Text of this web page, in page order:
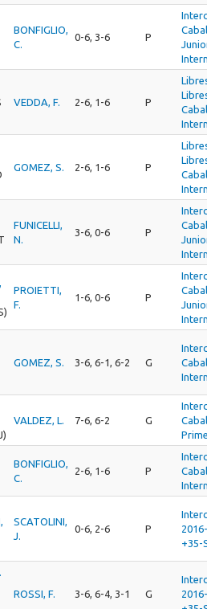
BONFIGLIO,
C.
0-6, 3-6 P
VEDDA, F. 2-6, 1-6 P
GOMEZ, S. 2-6, 1-6 P
FUNICELLI,
N.
3-6, 0-6 P
PROIETTI,
F.
1-6, 0-6 P
GOMEZ, S. 3-6, 6-1, 6-2 G
VALDEZ, L. 7-6, 6-2 G
BONFIGLIO,
C.
2-6, 1-6 P
SCATOLINI,
J.
0-6, 2-6 P
+35-
ROSSI, F. 3-6, 6-4, 3-1 G